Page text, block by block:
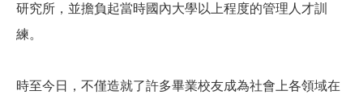
研究所，並擔負起當時國內大學以上程度的管理人才訓
練。
時至今日，不僅造就了許多畢業校友成為社會上各領域在